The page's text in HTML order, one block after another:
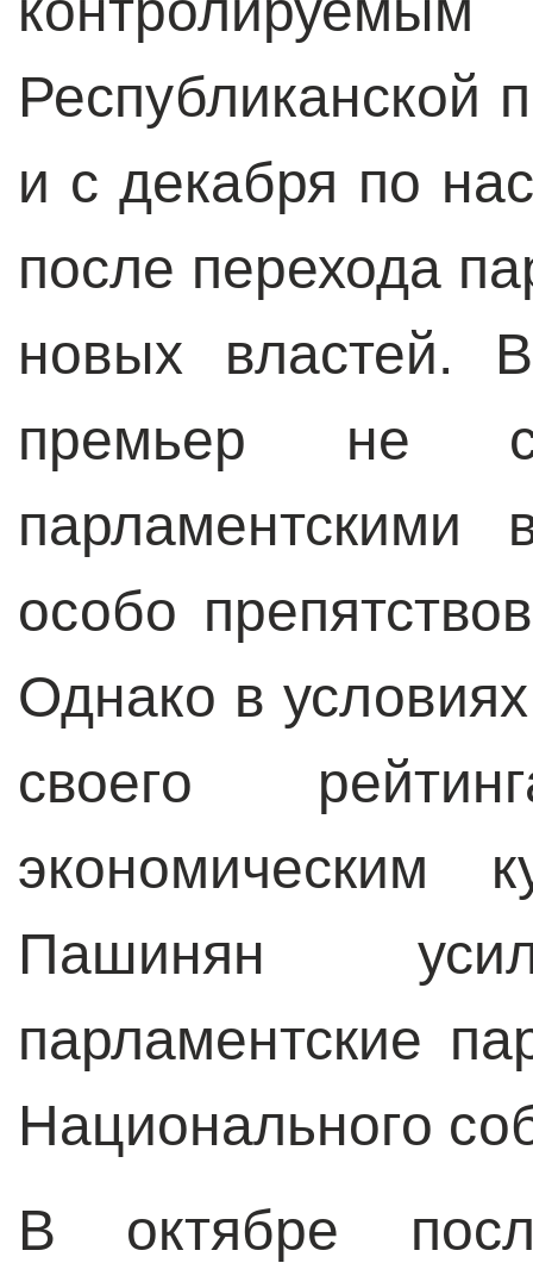
Республиканской
и с декабря по
после перехода
новых властей.
премьер не
особо
Однако в
своего
экономическим
Пашинян
парламентские
Национального
В октябре